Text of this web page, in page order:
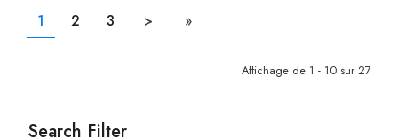
Search Filter
1 2 3 > »
Affichage de 1 - 10 sur 27